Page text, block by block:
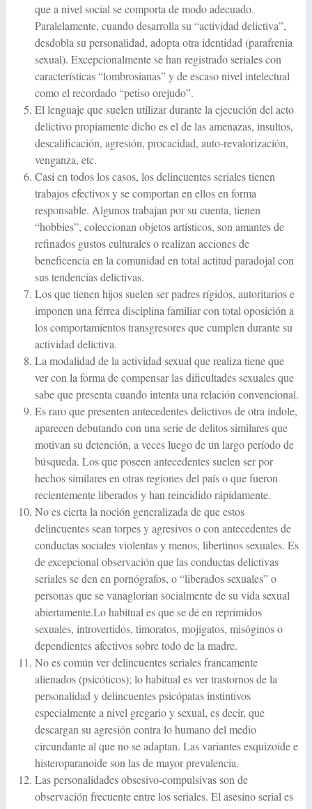
que a nivel social se comporta de modo adecuado.
Paralelamente, cuando desarrolla su “actividad delictiva”,
desdobla su personalidad, adopta otra identidad (parafrenia
sexual). Excepcionalmente se han registrado seriales con
características “lombrosianas” y de escaso nivel intelectual
como el recordado “petiso orejudo”.
El lenguaje que suelen utilizar durante la ejecución del acto
delictivo propiamente dicho es el de las amenazas, insultos,
descalificación, agresión, procacidad, auto-revalorización,
venganza, etc.
Casi en todos los casos, los delincuentes seriales tienen
trabajos efectivos y se comportan en ellos en forma
responsable. Algunos trabajan por su cuenta, tienen
“hobbies”, coleccionan objetos artísticos, son amantes de
refinados gustos culturales o realizan acciones de
beneficencia en la comunidad en total actitud paradojal con
sus tendencias delictivas.
Los que tienen hijos suelen ser padres rígidos, autoritarios e
imponen una férrea disciplina familiar con total oposición a
los comportamientos transgresores que cumplen durante su
actividad delictiva.
La modalidad de la actividad sexual que realiza tiene que
ver con la forma de compensar las dificultades sexuales que
sabe que presenta cuando intenta una relación convencional.
Es raro que presenten antecedentes delictivos de otra índole,
aparecen debutando con una serie de delitos similares que
motivan su detención, a veces luego de un largo período de
búsqueda. Los que poseen antecedentes suelen ser por
hechos similares en otras regiones del país o que fueron
recientemente liberados y han reincidido rápidamente.
No es cierta la noción generalizada de que estos
delincuentes sean torpes y agresivos o con antecedentes de
conductas sociales violentas y menos, libertinos sexuales. Es
de excepcional observación que las conductas delictivas
seriales se den en pornógrafos, o “liberados sexuales” o
personas que se vanaglorian socialmente de su vida sexual
abiertamente.Lo habitual es que se dé en reprimidos
sexuales, introvertidos, timoratos, mojigatos, misóginos o
dependientes afectivos sobre todo de la madre.
No es común ver delincuentes seriales francamente
alienados (psicóticos); lo habitual es ver trastornos de la
personalidad y delincuentes psicópatas instintivos
especialmente a nivel gregario y sexual, es decir, que
descargan su agresión contra lo humano del medio
circundante al que no se adaptan. Las variantes esquizoide e
histeroparanoide son las de mayor prevalencia.
Las personalidades obsesivo-compulsivas son de
observación frecuente entre los seriales. El asesino serial es